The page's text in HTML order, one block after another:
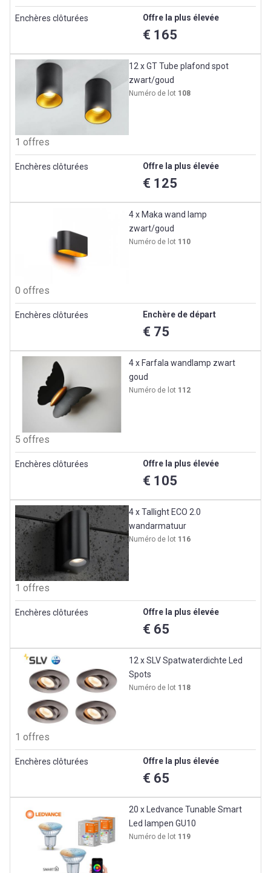
Enchères clôturées Offre la plus élevée
€ 165
12 x GT Tube plafond spot
zwart/goud
Numéro de lot 108
1 offres
Enchères clôturées Offre la plus élevée
€ 125
4 x Maka wand lamp
zwart/goud
Numéro de lot 110
0 offres
Enchères clôturées Enchère de départ
€ 75
4 x Farfala wandlamp zwart
goud
Numéro de lot 112
5 offres
Enchères clôturées Offre la plus élevée
€ 105
4 x Tallight ECO 2.0
wandarmatuur
Numéro de lot 116
1 offres
Enchères clôturées Offre la plus élevée
€ 65
12 x SLV Spatwaterdichte Led
Spots
Numéro de lot 118
1 offres
Enchères clôturées Offre la plus élevée
€ 65
20 x Ledvance Tunable Smart
Led lampen GU10
Numéro de lot 119